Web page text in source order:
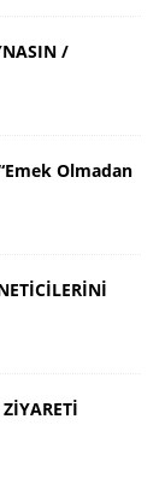
/
Olmadan